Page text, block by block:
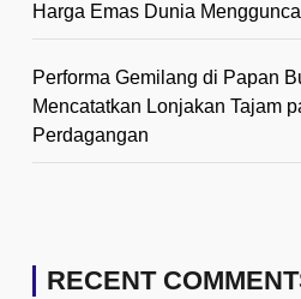
Harga Emas Dunia
Performa Gemilang di Papan
Mencatatkan Lonjakan Tajam
Perdagangan
RECENT